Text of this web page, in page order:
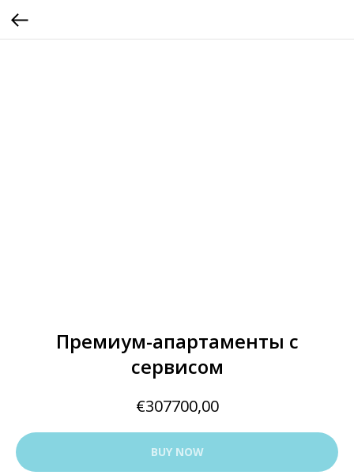
Премиум-апартаменты с
сервисом
€307700,00
BUY NOW